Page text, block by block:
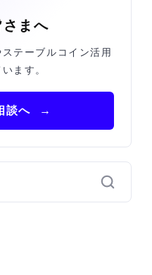
まへ
テーブルコイン活用
ます。
談へ